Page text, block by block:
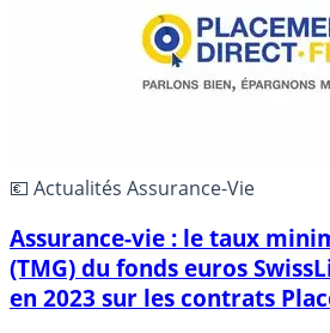
💶 Actualités Assurance-Vie
Assurance-vie : le taux
(TMG) du fonds euros
en 2023 sur les contrats